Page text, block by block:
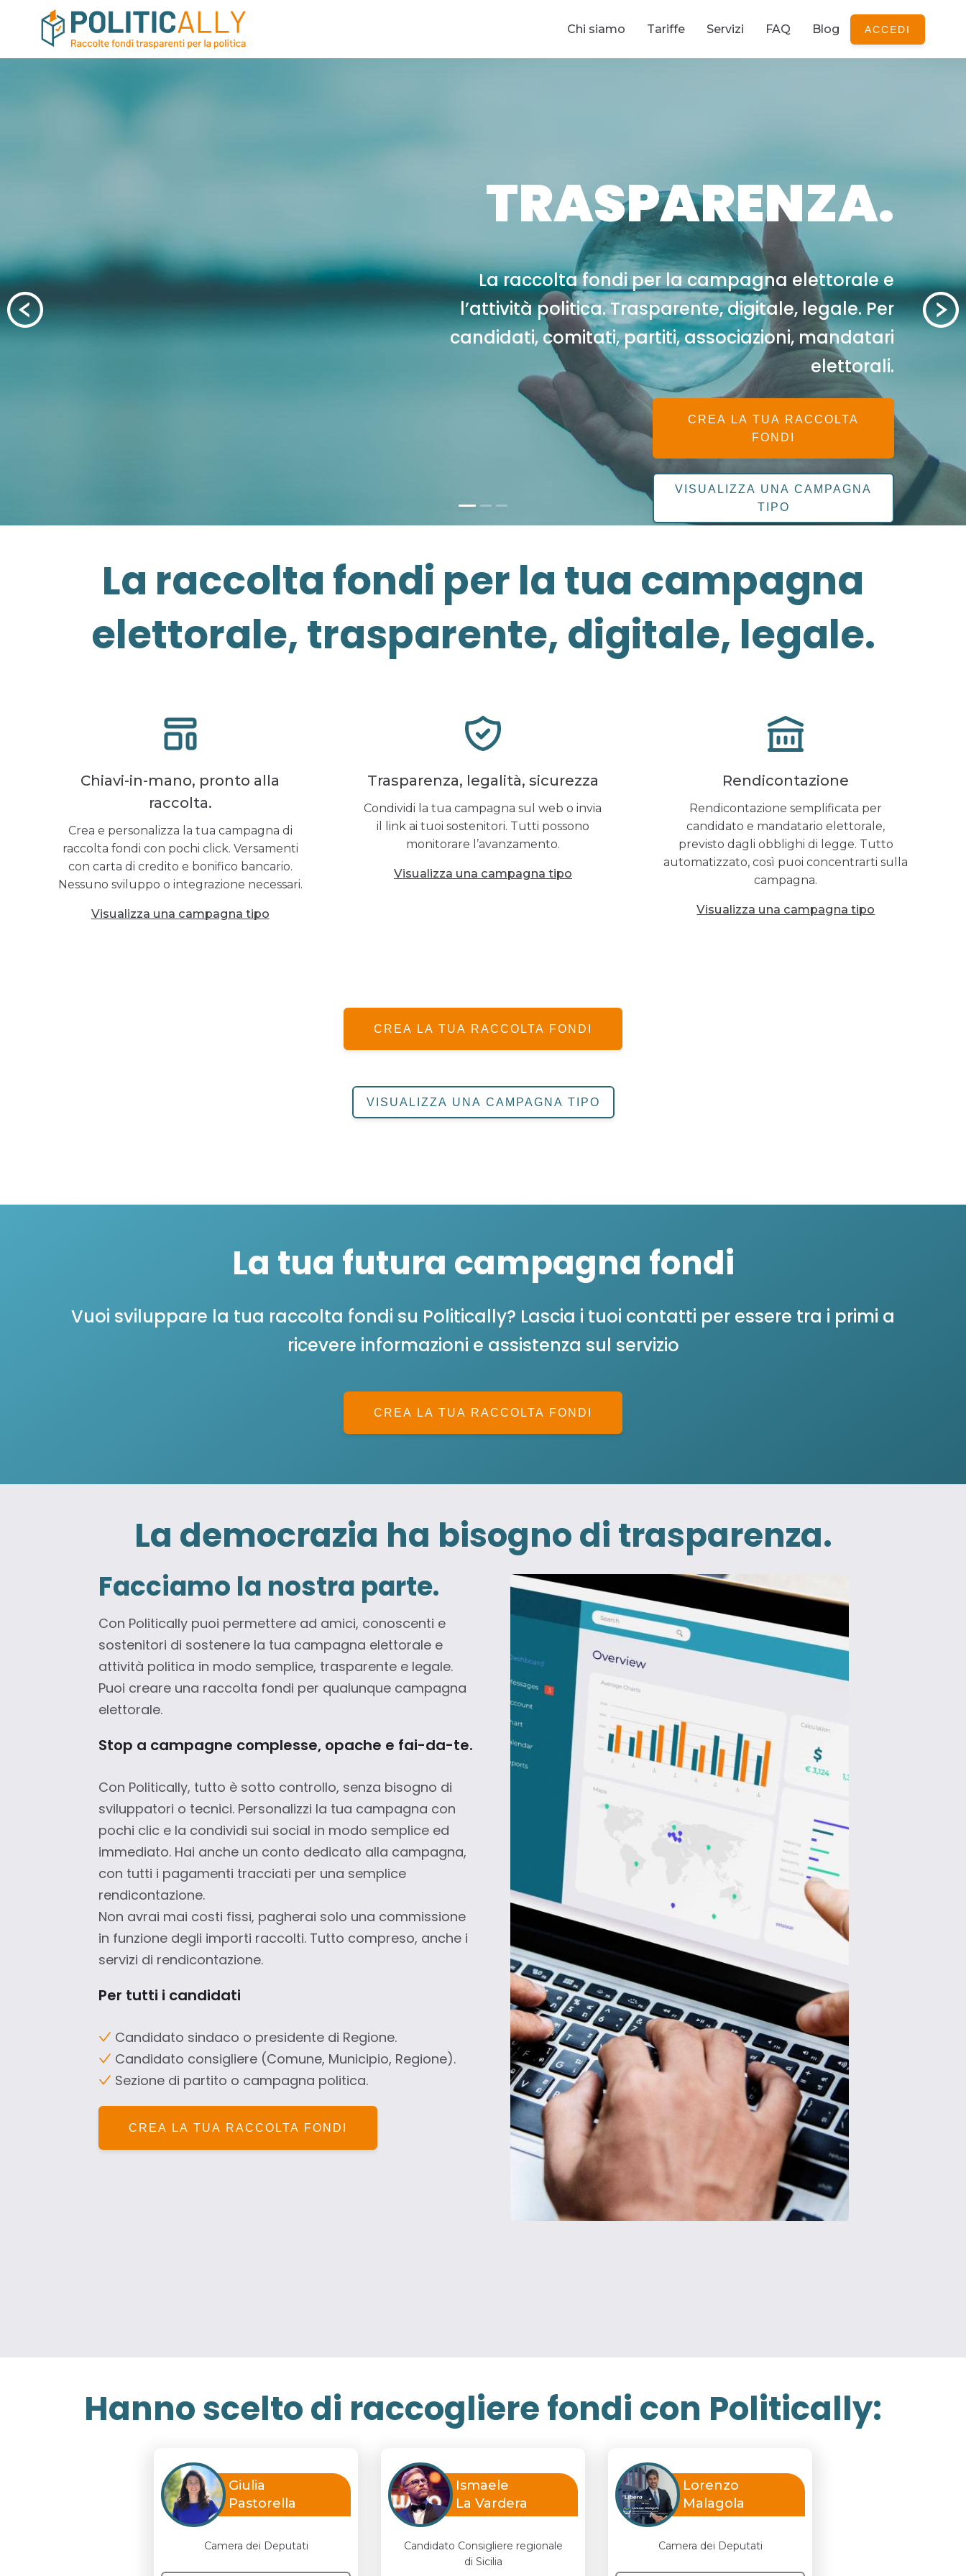
Chi siamo Tariffe Servizi FAQ Blog ACCEDI
TRASPARENZA.
La raccolta fondi per la campagna elettorale e
l’attività politica. Trasparente, digitale, legale. Per
candidati, comitati, partiti, associazioni, mandatari
elettorali.
CREA LA TUA RACCOLTA
FONDI
VISUALIZZA UNA CAMPAGNA
TIPO
La raccolta fondi per la tua campagna
elettorale, trasparente, digitale, legale.
Chiavi-in-mano, pronto alla
raccolta.
Crea e personalizza la tua campagna di
raccolta fondi con pochi click. Versamenti
con carta di credito e bonifico bancario.
Nessuno sviluppo o integrazione necessari.
Visualizza una campagna tipo
Trasparenza, legalità, sicurezza
Condividi la tua campagna sul web o invia
il link ai tuoi sostenitori. Tutti possono
monitorare l’avanzamento.
Visualizza una campagna tipo
Rendicontazione
Rendicontazione semplificata per
candidato e mandatario elettorale,
previsto dagli obblighi di legge. Tutto
automatizzato, così puoi concentrarti sulla
campagna.
Visualizza una campagna tipo
CREA LA TUA RACCOLTA FONDI
VISUALIZZA UNA CAMPAGNA TIPO
La tua futura campagna fondi
Vuoi sviluppare la tua raccolta fondi su Politically? Lascia i tuoi contatti per essere tra i primi a
ricevere informazioni e assistenza sul servizio
CREA LA TUA RACCOLTA FONDI
La democrazia ha bisogno di trasparenza.
Facciamo la nostra parte.
Con Politically puoi permettere ad amici, conoscenti e
sostenitori di sostenere la tua campagna elettorale e
attività politica in modo semplice, trasparente e legale.
Puoi creare una raccolta fondi per qualunque campagna
elettorale.
Stop a campagne complesse, opache e fai-da-te.
Con Politically, tutto è sotto controllo, senza bisogno di
sviluppatori o tecnici. Personalizzi la tua campagna con
pochi clic e la condividi sui social in modo semplice ed
immediato. Hai anche un conto dedicato alla campagna,
con tutti i pagamenti tracciati per una semplice
rendicontazione.
Non avrai mai costi fissi, pagherai solo una commissione
in funzione degli importi raccolti. Tutto compreso, anche i
servizi di rendicontazione.
Per tutti i candidati
Candidato sindaco o presidente di Regione.
Candidato consigliere (Comune, Municipio, Regione).
Sezione di partito o campagna politica.
CREA LA TUA RACCOLTA FONDI
Hanno scelto di raccogliere fondi con Politically:
Giulia
Pastorella
Camera dei Deputati
Ismaele
La Vardera
Candidato Consigliere regionale
di Sicilia
Lorenzo
Malagola
Camera dei Deputati